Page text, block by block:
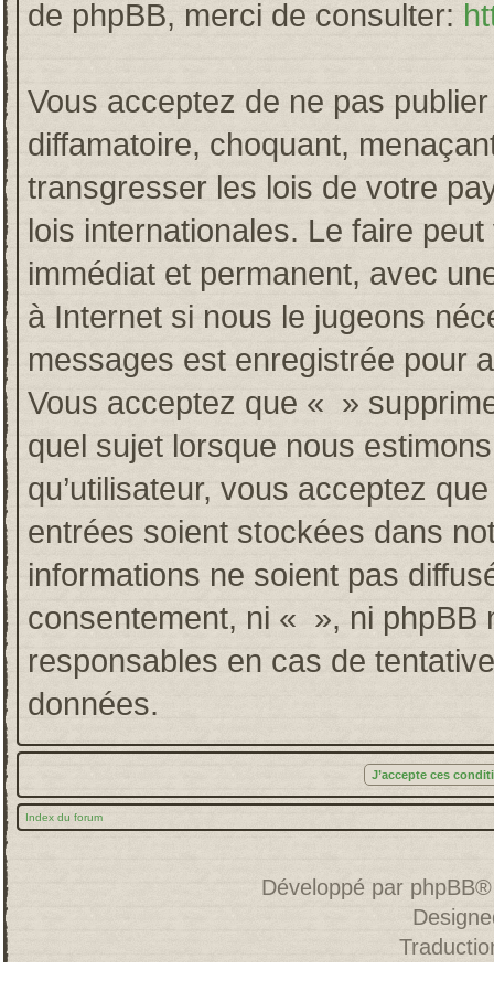
de phpBB, merci de consulter:
Vous acceptez de ne pas
diffamatoire, choquant,
transgresser les lois de votre
lois internationales. Le faire
immédiat et permanent, avec
à Internet si nous le jugeons
messages est enregistrée pour
Vous acceptez que « »
quel sujet lorsque nous
qu’utilisateur, vous acceptez
entrées soient stockées dans
informations ne soient pas
consentement, ni « », ni phpBB
responsables en cas de
données.
Index du forum
Développé par phpBB®